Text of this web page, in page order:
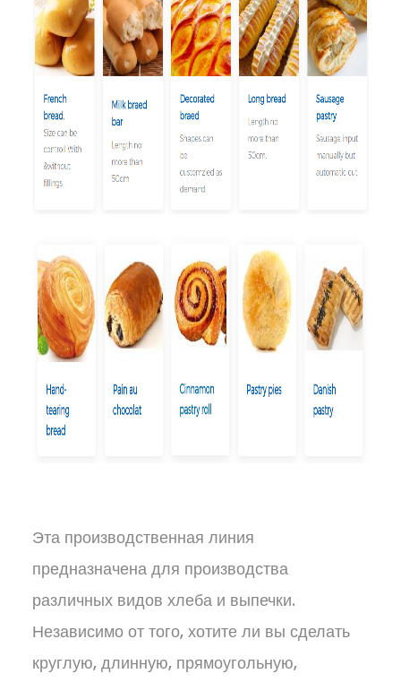
Эта производственная линия
предназначена для производства
различных видов хлеба и выпечки.
Независимо от того, хотите ли вы сделать
круглую, длинную, прямоугольную,